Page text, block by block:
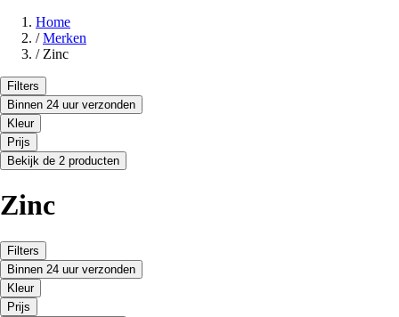
Home
/ Merken
/ Zinc
Filters
Binnen 24 uur verzonden
Kleur
Prijs
Bekijk de 2 producten
Zinc
Filters
Binnen 24 uur verzonden
Kleur
Prijs